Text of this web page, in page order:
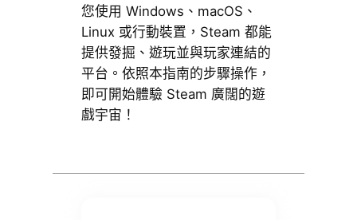
您使用 Windows、macOS、
Linux 或行動裝置，Steam 都能
提供發掘、遊玩並與玩家連結的
平台。依照本指南的步驟操作，
即可開始體驗 Steam 廣闊的遊
戲宇宙！